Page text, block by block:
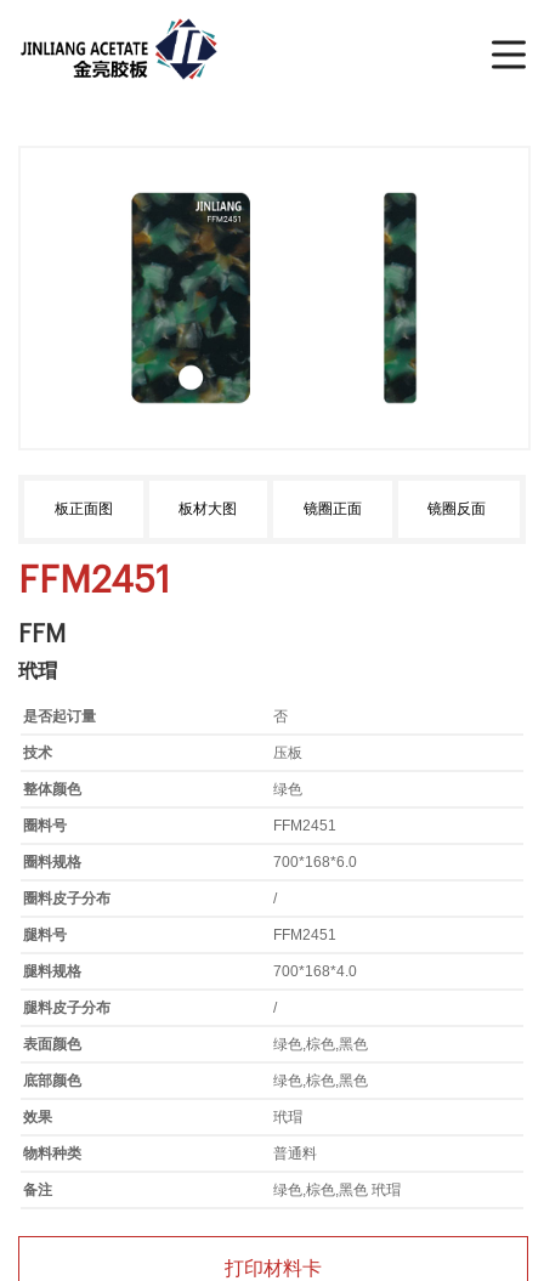
板正面图 板材大图 镜圈正面 镜圈反面
FFM2451
FFM
玳瑁
是否起订量 否
技术 压板
整体颜色 绿色
圈料号 FFM2451
圈料规格 700*168*6.0
圈料皮子分布 /
腿料号 FFM2451
腿料规格 700*168*4.0
腿料皮子分布 /
表面颜色 绿色,棕色,黑色
底部颜色 绿色,棕色,黑色
效果 玳瑁
物料种类 普通料
备注 绿色,棕色,黑色 玳瑁
打印材料卡